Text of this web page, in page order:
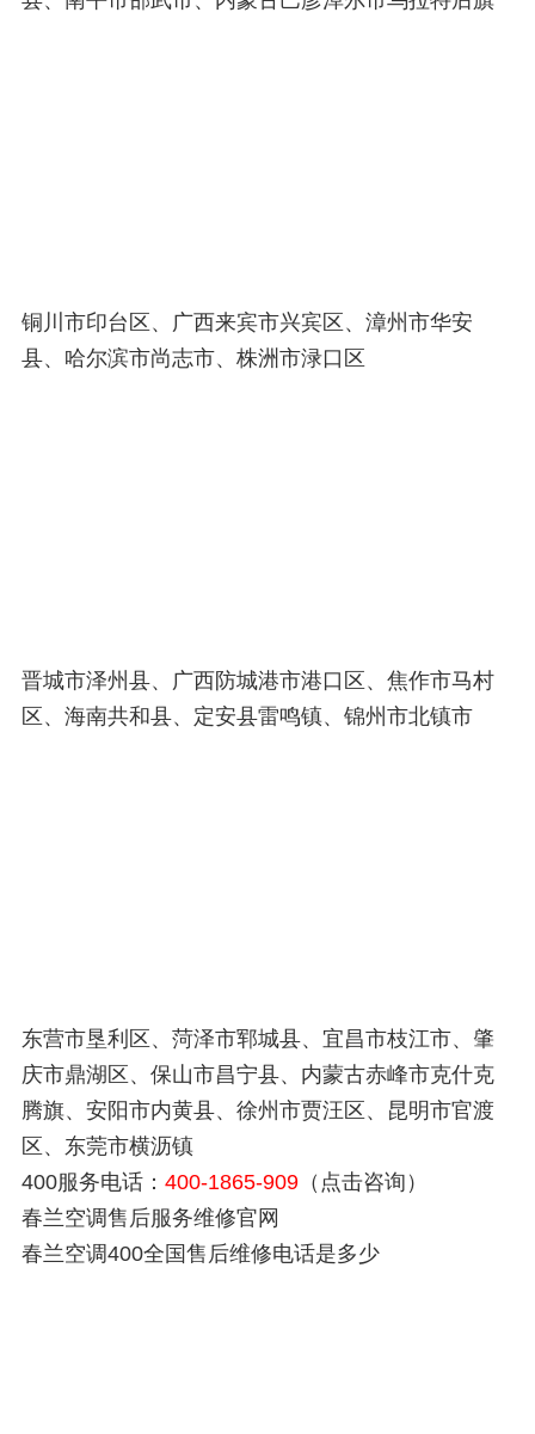
铜川市印台区、广西来宾市兴宾区、漳州市华安
县、哈尔滨市尚志市、株洲市渌口区
晋城市泽州县、广西防城港市港口区、焦作市马村
区、海南共和县、定安县雷鸣镇、锦州市北镇市
东营市垦利区、菏泽市郓城县、宜昌市枝江市、肇
庆市鼎湖区、保山市昌宁县、内蒙古赤峰市克什克
腾旗、安阳市内黄县、徐州市贾汪区、昆明市官渡
区、东莞市横沥镇
400服务电话： 400-1865-909 （点击咨询）
春兰空调售后服务维修官网
春兰空调400全国售后维修电话是多少